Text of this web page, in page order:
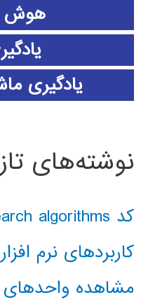
هوش
یادگیری
نوشته‌های
کد classical AI search algorithms
کاربردهای نرم
مشاهده واحدهای